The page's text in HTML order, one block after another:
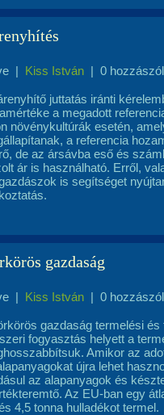
| Kiss István | 0
juttatás iránti
a megadott
növénykultúrák esetén,
a referencia
de az ársávba eső és
ár is használható. Erről,
is segítséget
gazdaság
| Kiss István | 0
gazdaság termelési
fogyasztás helyett a
Amikor az
újra lehet
az alapanyagok és
Az EU-ban egy
4,5 tonna hulladékot termel.